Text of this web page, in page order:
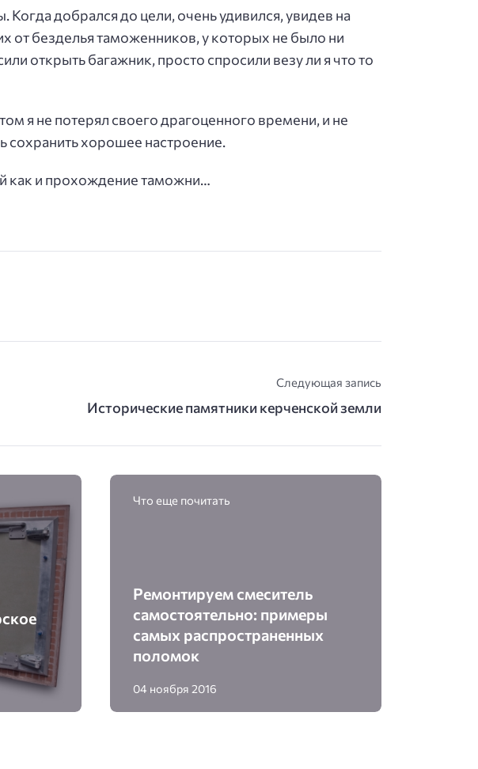
добрался до цели, очень удивился, увидев на
безделья таможенников, у которых не было ни
открыть багажник, просто спросили везу ли я что то
я не потерял своего драгоценного времени, и не
сохранить хорошее настроение.
как и прохождение таможни…
Следующая запись
Исторические памятники керченской земли
Что еще почитать
Ремонтируем смеситель
самостоятельно: примеры
самых распространенных
поломок
04 ноября 2016